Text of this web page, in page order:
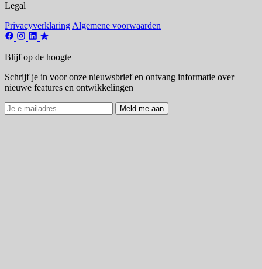
Legal
Privacyverklaring Algemene voorwaarden
Blijf op de hoogte
Schrijf je in voor onze nieuwsbrief en ontvang informatie over
nieuwe features en ontwikkelingen
Meld me aan